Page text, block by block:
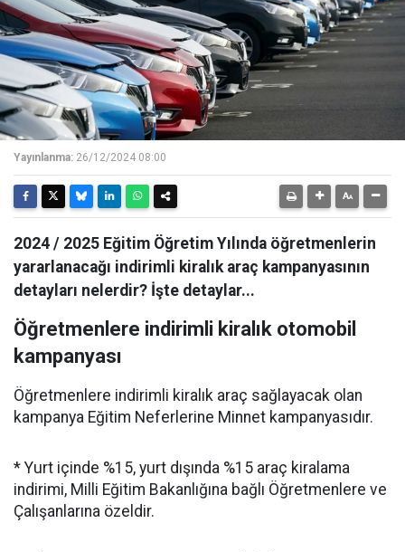
Yayınlanma: 26/12/2024 08:00
2024 / 2025 Eğitim Öğretim Yılında öğretmenlerin
yararlanacağı indirimli kiralık araç kampanyasının
detayları nelerdir? İşte detaylar...
Öğretmenlere indirimli kiralık otomobil
kampanyası
Öğretmenlere indirimli kiralık araç sağlayacak olan
kampanya Eğitim Neferlerine Minnet kampanyasıdır.
* Yurt içinde %15, yurt dışında %15 araç kiralama
indirimi, Milli Eğitim Bakanlığına bağlı Öğretmenlere ve
Çalışanlarına özeldir.